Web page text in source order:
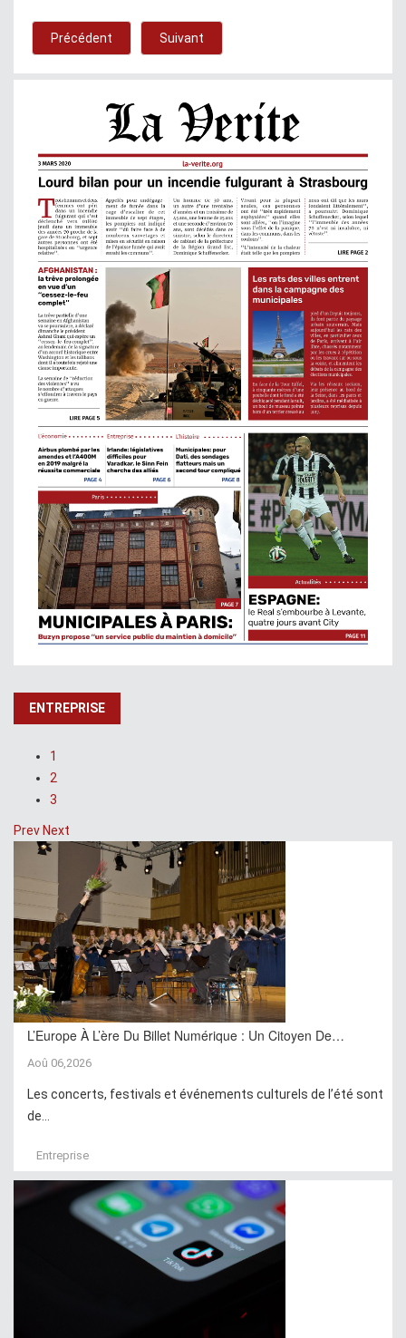
Précédent Suivant
ENTREPRISE
1
2
3
Prev Next
L’Europe À L’ère Du Billet Numérique : Un Citoyen De…
Aoû 06,2026
Les concerts, festivals et événements culturels de l’été sont
de...
Entreprise